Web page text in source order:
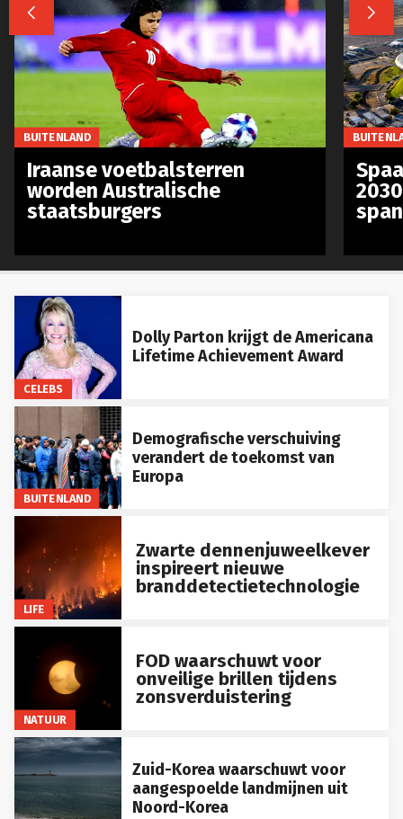
CELEBS
Dolly Parton krijgt de Americana
Lifetime Achievement Award
BUITENLAND
Demografische verschuiving
verandert de toekomst van
Europa
LIFE
Zwarte dennenjuweelkever
inspireert nieuwe
branddetectietechnologie
NATUUR
FOD waarschuwt voor
onveilige brillen tijdens
zonsverduistering
Zuid-Korea waarschuwt voor
aangespoelde landmijnen uit
Noord-Korea
 
BUITENLAND
Iraanse voetbalsterren
worden Australische
staatsburgers